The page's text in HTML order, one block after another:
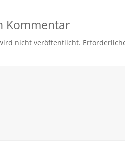
Kommentar
nicht veröffentlicht.